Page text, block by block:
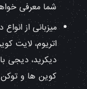
شما معرفی
میزبانی از
اتریوم، لایت
دیکرید، دیجی
کوین ها و توکن